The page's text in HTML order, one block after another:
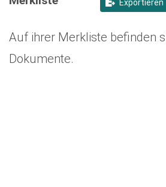
Exportieren
Auf ihrer Merkliste befinden
Dokumente.